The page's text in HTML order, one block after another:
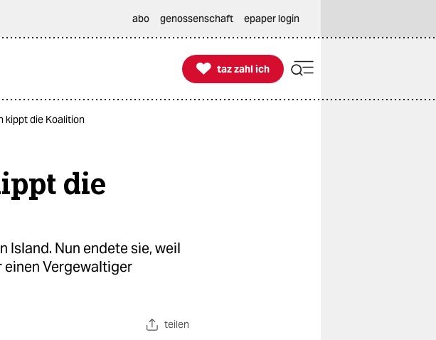
abo genossenschaft epaper login

taz zahl ich
taz zahl ich
kippt die Koalition
die
Island. Nun endete sie, weil
einen Vergewaltiger
teilen